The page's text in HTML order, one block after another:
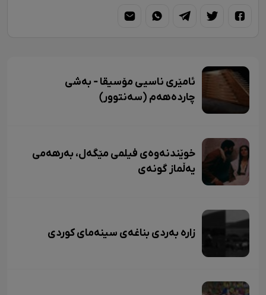
ئامێری ناسیی مۆسیقا - بەشی
چاردەهەم (سەنتوور)
خوێندنەوەی فیلمی مێگەل، بەرهەمی
یەڵماز گونەی
زاره بەردی بناغەی سینەمای کوردی